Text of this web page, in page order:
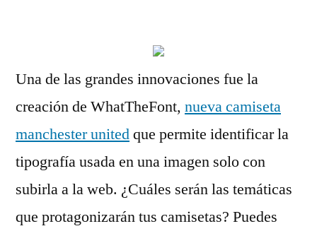
Una de las grandes innovaciones fue la
creación de WhatTheFont, nueva camiseta
manchester unitedque permite identificar la
tipografía usada en una imagen solo con
subirla a la web. ¿Cuáles serán las temáticas
que protagonizarán tus camisetas? Puedes